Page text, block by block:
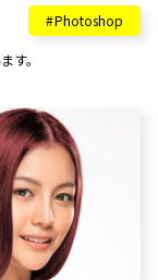
Photoshop
す。